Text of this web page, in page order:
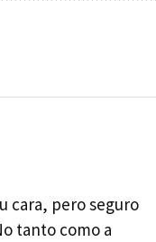
cara, pero seguro
tanto como a